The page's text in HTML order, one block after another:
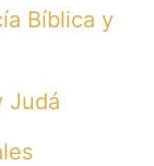
Bíblica y
Judá